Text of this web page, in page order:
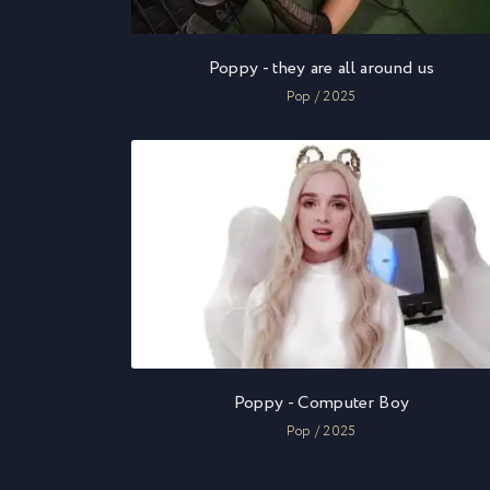
Poppy - they are all around us
Pop / 2025
Poppy - Computer Boy
Pop / 2025